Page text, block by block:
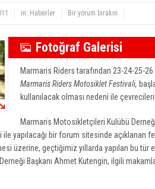
in: Haberler Bir yorum bırakın
Fotoğraf Galerisi
Marmaris Riders tarafından 23-24-25-
Marmaris Riders Motosiklet Festivali,
kullanılacak olması nedeni ile
Marmaris Motosikletçileri Kulübü
ile yapılacağı bir forum sitesinde açıklanan
üzerine, geçtiğimiz yıllarda yapılan bu tür
Başkanı Ahmet Kutengin, ilgili